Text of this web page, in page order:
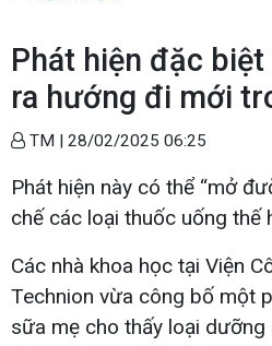
Phát hiện đặc
ra hướng đi mới
TM | 28/02/2025 06:25
Phát hiện này có thể “mở
chế các loại thuốc uống thế
Các nhà khoa học tại Viện
Technion vừa công bố một
sữa mẹ cho thấy loại